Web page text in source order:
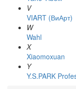
V
VIART (ВиАрт)
W
Wahl
X
Xiaomoxuan
Y
Y.S.PARK